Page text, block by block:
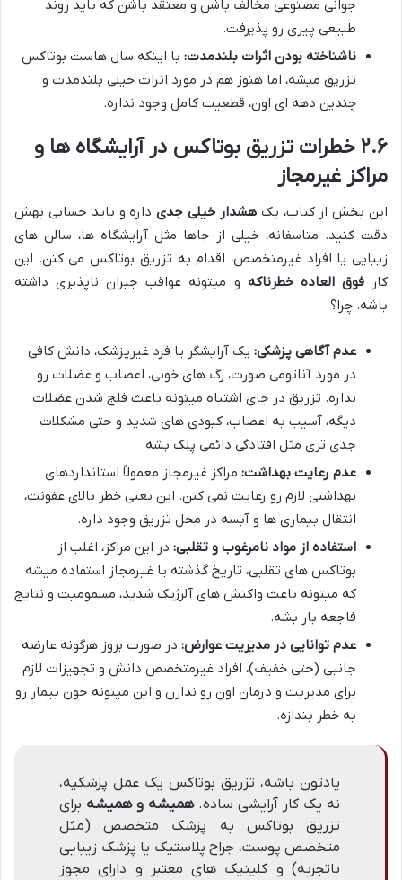
جوانی مصنوعی مخالف باشن و معتقد باشن که باید روند
طبیعی پیری رو پذیرفت.
ناشناخته بودن اثرات بلندمدت: با اینکه سال هاست بوتاکس
تزریق میشه، اما هنوز هم در مورد اثرات خیلی بلندمدت و
چندین دهه ای اون، قطعیت کامل وجود نداره.
۲.۶ خطرات تزریق بوتاکس در آرایشگاه ها و
مراکز غیرمجاز
این بخش از کتاب، یکهشدار خیلی جدیداره و باید حسابی بهش
دقت کنید. متاسفانه، خیلی از جاها مثل آرایشگاه ها، سالن های
زیبایی یا افراد غیرمتخصص، اقدام به تزریق بوتاکس می کنن. این
کارفوق العاده خطرناکه و میتونه عواقب جبران ناپذیری داشته
باشه. چرا؟
عدم آگاهی پزشکی: یک آرایشگر یا فرد غیرپزشک، دانش کافی
در مورد آناتومی صورت، رگ های خونی، اعصاب و عضلات رو
نداره. تزریق در جای اشتباه میتونه باعث فلج شدن عضلات
دیگه، آسیب به اعصاب، کبودی های شدید و حتی مشکلات
جدی تری مثل افتادگی دائمی پلک بشه.
عدم رعایت بهداشت: مراکز غیرمجاز معمولاً استانداردهای
بهداشتی لازم رو رعایت نمی کنن. این یعنی خطر بالای عفونت،
انتقال بیماری ها و آبسه در محل تزریق وجود داره.
استفاده از مواد نامرغوب و تقلبی: در این مراکز، اغلب از
بوتاکس های تقلبی، تاریخ گذشته یا غیرمجاز استفاده میشه
که میتونه باعث واکنش های آلرژیک شدید، مسمومیت و نتایج
فاجعه بار بشه.
عدم توانایی در مدیریت عوارض: در صورت بروز هرگونه عارضه
جانبی (حتی خفیف)، افراد غیرمتخصص دانش و تجهیزات لازم
برای مدیریت و درمان اون رو ندارن و این میتونه جون بیمار رو
به خطر بندازه.
یادتون باشه، تزریق بوتاکس یک عمل پزشکیه،
نه یک کار آرایشی ساده.همیشه و همیشه برای
تزریق بوتاکس به پزشک متخصص (مثل
متخصص پوست، جراح پلاستیک یا پزشک زیبایی
باتجربه) و کلینیک های معتبر و دارای مجوز